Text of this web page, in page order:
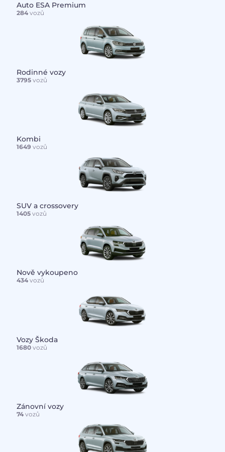
Auto ESA Premium
284vozů
Rodinné vozy
3795vozů
Kombi
1649 vozů
SUV a crossovery
1405vozů
Nově vykoupeno
434vozů
Vozy Škoda
1680vozů
Zánovní vozy
74vozů